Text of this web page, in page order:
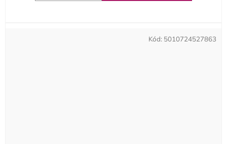
Kód: 5010724527863